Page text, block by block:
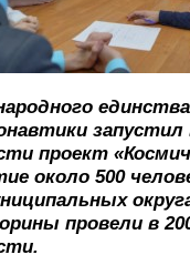
проект
около 500
провели в